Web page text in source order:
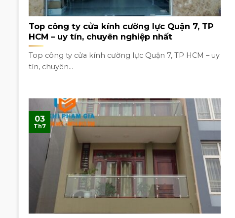
Top công ty cửa kính cường lực Quận 7, TP
HCM – uy tín, chuyên nghiệp nhất
Top công ty cửa kính cường lực Quận 7, TP HCM – uy
tín, chuyên...
03
Th7